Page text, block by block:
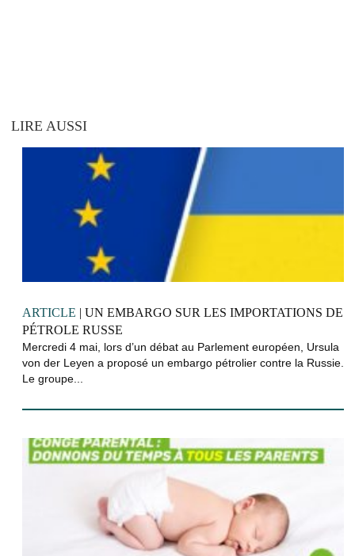
LIRE AUSSI
ARTICLE | UN EMBARGO SUR LES IMPORTATIONS DE
PÉTROLE RUSSE
Mercredi 4 mai, lors d’un débat au Parlement européen, Ursula
von der Leyen a proposé un embargo pétrolier contre la Russie.
Le groupe...